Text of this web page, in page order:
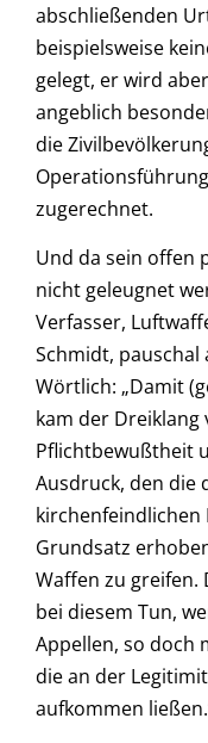
abschließenden
beispielsweise
gelegt, er wird
angeblich
die
zugerechnet.
Und da sein offen
nicht geleugnet
Verfasser,
Schmidt, pauschal
Wörtlich: „Damit
kam der Dreiklang
Pflichtbewußtheit
Ausdruck, den die
kirchenfeindlichen
Grundsatz
Waffen zu greifen.
bei diesem Tun,
Appellen, so doch
die an der
aufkommen